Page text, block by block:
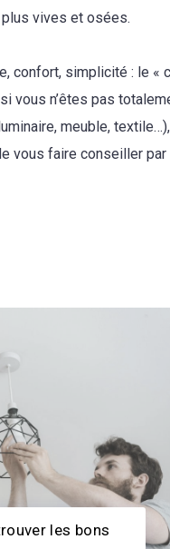
vives et osées.
confort, simplicité : le
vous n’êtes pas
meuble,
vous faire conseiller par
les bons